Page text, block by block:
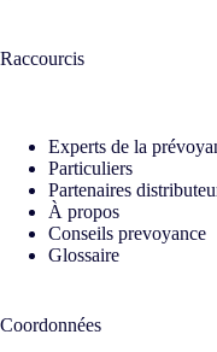
Raccourcis
Experts de la
Particuliers
Partenaires
À propos
Conseils prevoyance
Glossaire
Coordonnées